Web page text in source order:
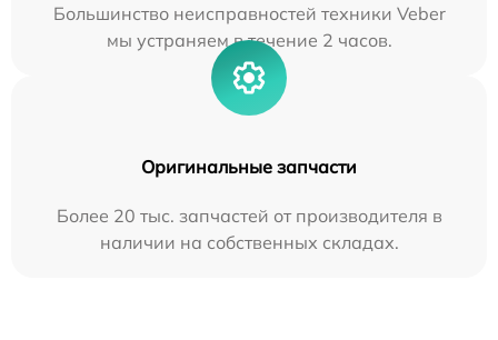
Большинство неисправностей техники Veber
мы устраняем в течение 2 часов.
Оригинальные запчасти
Более 20 тыс. запчастей от производителя в
наличии на собственных складах.